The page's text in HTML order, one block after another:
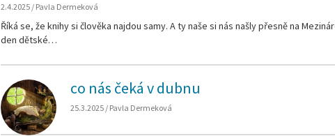
2.4.2025 / Pavla Dermeková
Říká se, že knihy si člověka najdou samy. A ty naše si nás našly přesně na
den dětské…
co nás čeká v dubnu
25.3.2025 / Pavla Dermeková